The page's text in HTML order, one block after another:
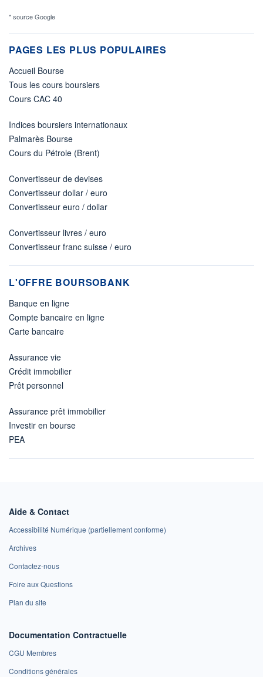
* source Google
PAGES LES PLUS POPULAIRES
Accueil Bourse
Tous les cours boursiers
Cours CAC 40
Indices boursiers internationaux
Palmarès Bourse
Cours du Pétrole (Brent)
Convertisseur de devises
Convertisseur dollar / euro
Convertisseur euro / dollar
Convertisseur livres / euro
Convertisseur franc suisse / euro
L'OFFRE BOURSOBANK
Banque en ligne
Compte bancaire en ligne
Carte bancaire
Assurance vie
Crédit immobilier
Prêt personnel
Assurance prêt immobilier
Investir en bourse
PEA
Aide & Contact
Accessibilité Numérique (partiellement conforme)
Archives
Contactez-nous
Foire aux Questions
Plan du site
Documentation Contractuelle
CGU Membres
Conditions générales